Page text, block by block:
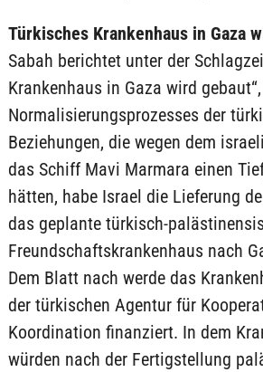
Türkisches Krankenhaus in Gaza
Sabah berichtet unter der
Krankenhaus in Gaza wird
Normalisierungsprozesses der
Beziehungen, die wegen dem
das Schiff Mavi Marmara einen
hätten, habe Israel die Lieferung
das geplante türkisch-
Freundschaftskrankenhaus nach
Dem Blatt nach werde das
der türkischen Agentur für
Koordination finanziert. In dem
würden nach der Fertigstellung